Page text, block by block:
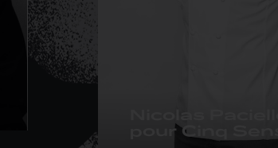
pour Cinq Sens